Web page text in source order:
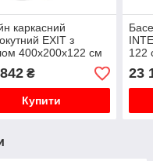
каркасний
EXIT з
400х200х122 см
+ тепловий насос
₴
Купити
122
23